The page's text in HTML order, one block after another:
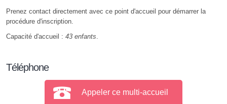
Prenez contact directement avec ce point d'accueil pour démarrer la
procédure d'inscription.
Capacité d'accueil : 43 enfants
Téléphone
Appeler ce multi-accueil